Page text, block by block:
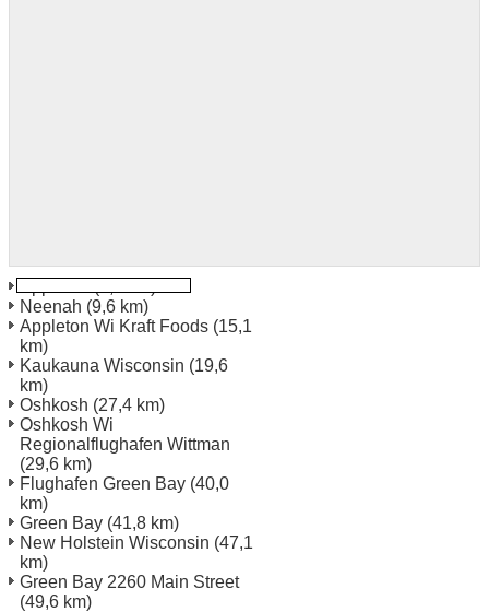
Neenah (9,6 km)
Appleton Wi Kraft Foods (15,1
km)
Kaukauna Wisconsin (19,6
km)
Oshkosh (27,4 km)
Oshkosh Wi
Regionalflughafen Wittman
(29,6 km)
Flughafen Green Bay (40,0
km)
Green Bay (41,8 km)
New Holstein Wisconsin (47,1
km)
Green Bay 2260 Main Street
(49,6 km)